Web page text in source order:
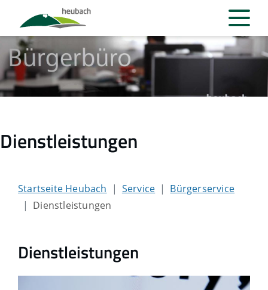
Dienstleistungen
Startseite Heubach Service
Bürgerservice
Dienstleistungen
Dienstleistungen